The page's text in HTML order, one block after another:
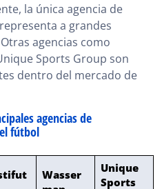
la única agencia de
a grandes
agencias como
Sports Group son
dentro del mercado de
agencias de
fútbol
Wasser
Unique
Sports